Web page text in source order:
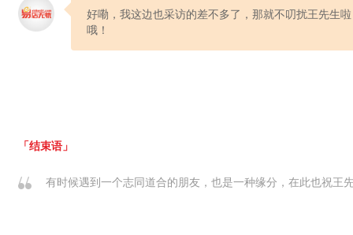
好嘞，我这边也采访的差不多了，那就不叨扰王先生
哦！
「结束语」
有时候遇到一个志同道合的朋友，也是一种缘分，在此也祝王